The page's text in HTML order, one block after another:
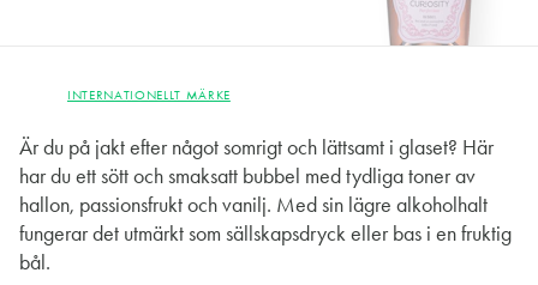
INTERNATIONELLT MÄRKE
Är du på jakt efter något somrigt och lättsamt i glaset? Här
har du ett sött och smaksatt bubbel med tydliga toner av
hallon, passionsfrukt och vanilj. Med sin lägre alkoholhalt
fungerar det utmärkt som sällskapsdryck eller bas i en fruktig
bål.